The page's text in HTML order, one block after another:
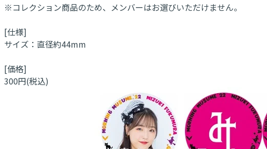
※コレクション商品のため、メンバーはお選びいただけません。
[仕様]
サイズ：直径約44mm
[価格]
300円(税込)